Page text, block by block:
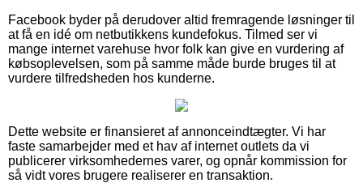
Facebook byder på derudover altid fremragende løsninger til
at få en idé om netbutikkens kundefokus. Tilmed ser vi
mange internet varehuse hvor folk kan give en vurdering af
købsoplevelsen, som på samme måde burde bruges til at
vurdere tilfredsheden hos kunderne.
Dette website er finansieret af annonceindtægter. Vi har
faste samarbejder med et hav af internet outlets da vi
publicerer virksomhedernes varer, og opnår kommission for
så vidt vores brugere realiserer en transaktion.